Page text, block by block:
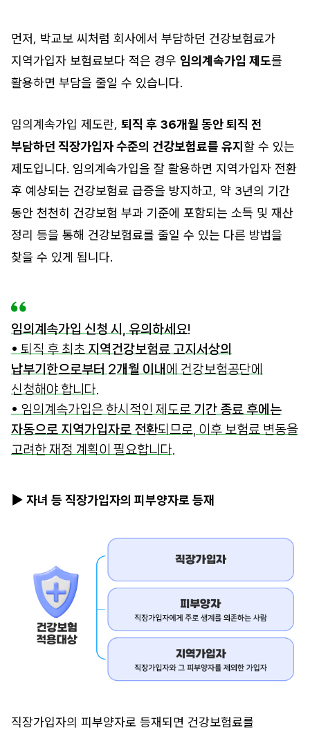
먼저, 박교보 씨처럼 회사에서 부담하던 건강보험료가
지역가입자 보험료보다 적은 경우 임의계속가입 제도를
활용하면 부담을 줄일 수 있습니다.
임의계속가입 제도란, 퇴직 후 36개월 동안 퇴직 전
부담하던 직장가입자 수준의 건강보험료를 유지 할 수 있는
제도입니다. 임의계속가입을 잘 활용하면 지역가입자 전환
후 예상되는 건강보험료 급증을 방지하고, 약 3년의 기간
동안 천천히 건강보험 부과 기준에 포함되는 소득 및 재산
정리 등을 통해 건강보험료를 줄일 수 있는 다른 방법을
찾을 수 있게 됩니다.
임의계속가입 신청 시, 유의하세요!
• 퇴직 후 최초 지역건강보험료 고지서상의
납부기한으로부터 2개월 이내 에 건강보험공단에
신청해야 합니다.
• 임의계속가입은 한시적인 제도로 기간 종료 후에는
자동으로 지역가입자로 전환되므로, 이후 보험료 변동을
고려한 재정 계획이 필요합니다.
▶ 자녀 등 직장가입자의 피부양자로 등재
직장가입자의 피부양자로 등재되면 건강보험료를